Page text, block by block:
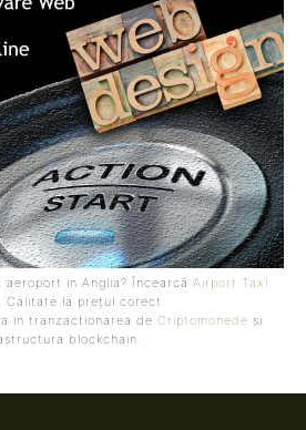
in Anglia? Încearcă Airport Taxi
. Calitate la prețul corect.
in tranzactionarea de Criptomonede si
blockchain.